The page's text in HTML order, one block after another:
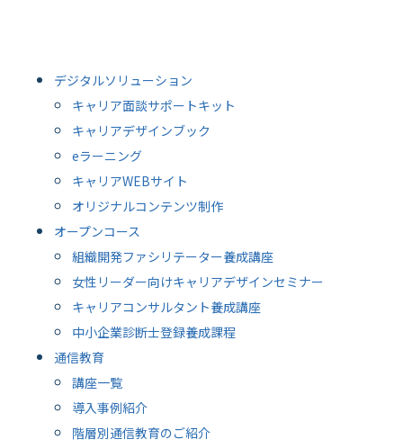
デジタルソリューション
キャリア面談サポートキット
キャリアデザインブック
eラーニング
キャリアWEBサイト
オリジナルコンテンツ制作
オープンコース
組織開発ファシリテーター養成講座
女性リーダー向けキャリアデザインセミナー
キャリアコンサルタント養成講座
中小企業診断士登録養成課程
通信教育
講座一覧
導入事例紹介
階層別通信教育のご紹介